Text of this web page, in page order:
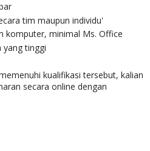
tim maupun individu'
komputer, minimal Ms. Office
yang tinggi
kualifikasi tersebut, kalian
secara online dengan